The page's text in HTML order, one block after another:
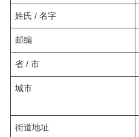
姓氏 / 名字
邮编
省 / 市
城市
街道地址